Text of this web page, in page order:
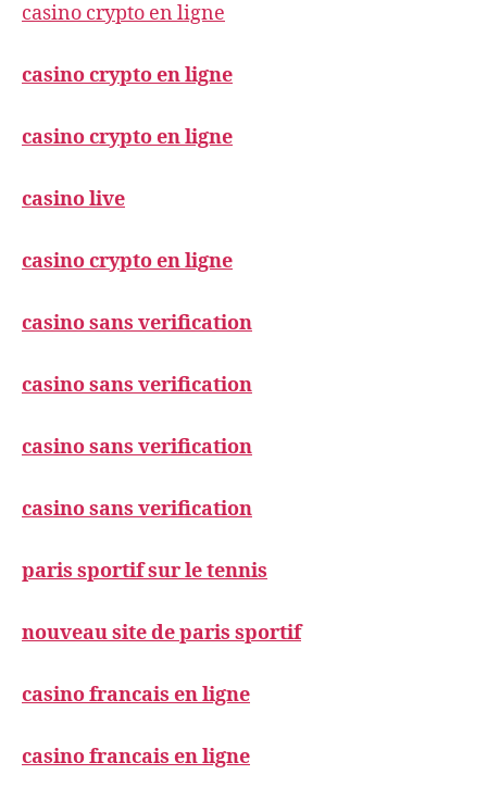
casino crypto en ligne
casino crypto en ligne
casino crypto en ligne
casino live
casino crypto en ligne
casino sans verification
casino sans verification
casino sans verification
casino sans verification
paris sportif sur le tennis
nouveau site de paris sportif
casino francais en ligne
casino francais en ligne